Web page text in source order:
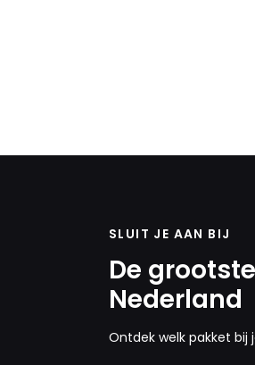
SLUIT JE AAN BIJ
De
Nederland
Ontdek welk pakket bij